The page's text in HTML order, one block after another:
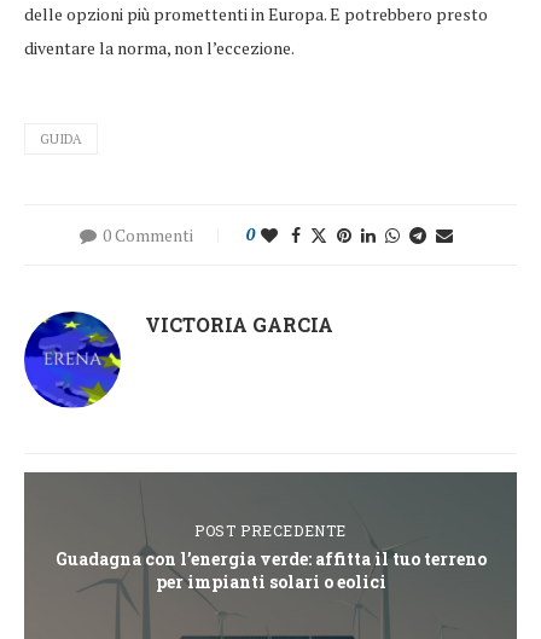
delle opzioni più promettenti in Europa. E potrebbero presto
diventare la norma, non l’eccezione.
GUIDA
0 Commenti 0
VICTORIA GARCIA
POST PRECEDENTE
Guadagna con l’energia verde: affitta il tuo terreno
per impianti solari o eolici